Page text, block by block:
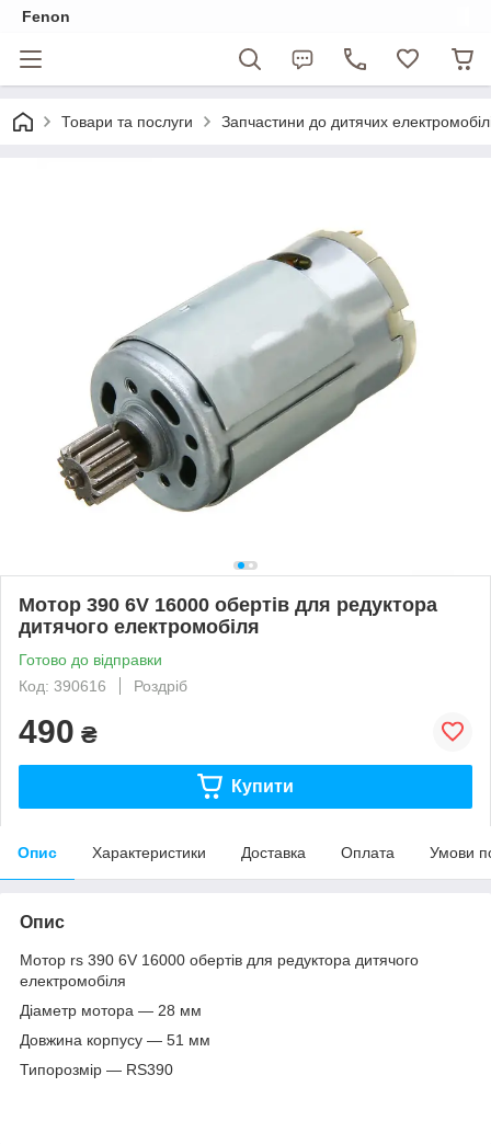
Fenon
Товари та послуги Запчастини до дитячих
Мотор 390 6V 16000 обертів для редуктора
дитячого електромобіля
Готово до відправки
Код: 390616
Роздріб
490 ₴
Купити
Опис Характеристики Доставка Оплата Умови
Опис
Мотор rs 390 6V 16000 обертів для редуктора дитячого
електромобіля
Діаметр мотора — 28 мм
Довжина корпусу — 51 мм
Типорозмір — RS390